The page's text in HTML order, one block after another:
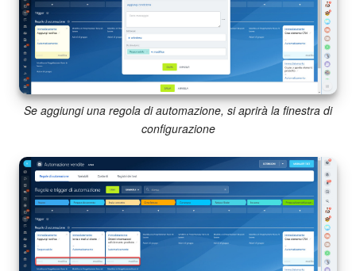
Se aggiungi una regola di automazione, si aprirà la finestra di
configurazione